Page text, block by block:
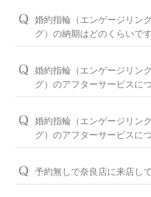
※ホームページで掲載して
結婚指輪の閲覧人気ラン
シェルジュが、普段のイメ
お伺いして、ダイヤモンド
ます。
お客様に寄り添い続けてき
こそ、骨格×指輪診断で似
クトフィットカウンセリン
ートさせていただきますの
パーフェクトフィットカウ
パーフェクトフィットカ
婚約指輪（エンゲージリン
グ）の納期はどのくらいで
ステムのため、ご注文いた
だいております。婚約指輪
は、予定日の2～3ヶ月程前
に余裕を持ってご準備いた
お急ぎの場合はコンシェル
婚約指輪（エンゲージリン
グ）のアフターサービスに
案内が可能ですのでお気軽
ご来店予約はこちら
婚約指輪（エンゲージリン
グ）のアフターサービスに
ただけるように、無期限メ
「永久保証サービス」を、
予約無しで奈良店に来店し